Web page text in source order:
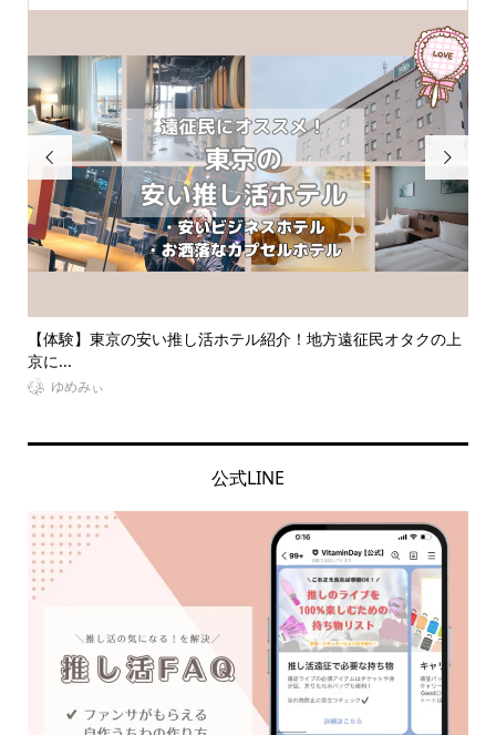

【大人オタク向け】ライブ参戦服におすすめのブランドを紹
介！推...
VitaminDay編集部

公式LINE